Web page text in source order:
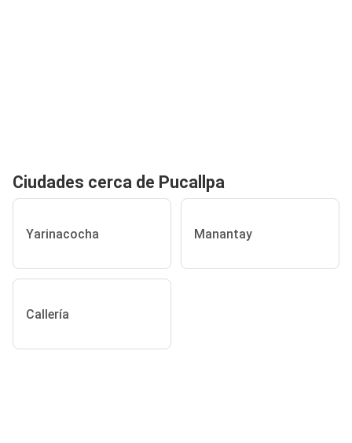
Ciudades cerca de Pucallpa
Yarinacocha Manantay
Callería